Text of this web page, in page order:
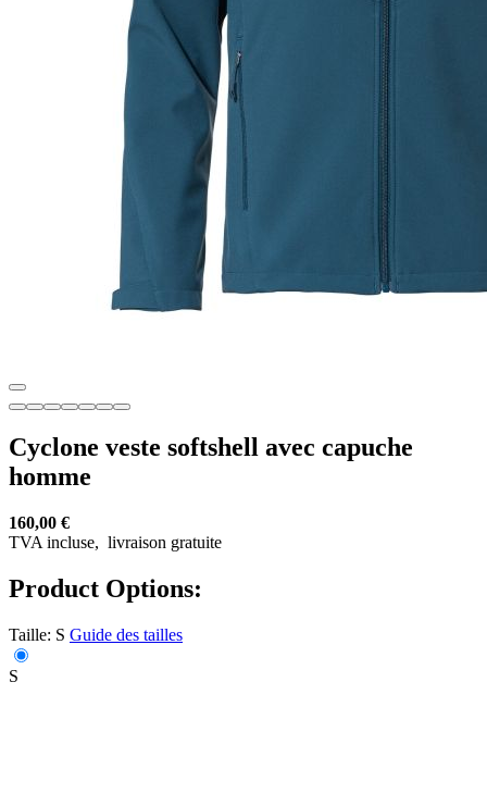
Cyclone veste softshell avec capuche
homme
160,00 €
TVA incluse, livraison gratuite
Product Options:
Taille: S Guide des tailles
S